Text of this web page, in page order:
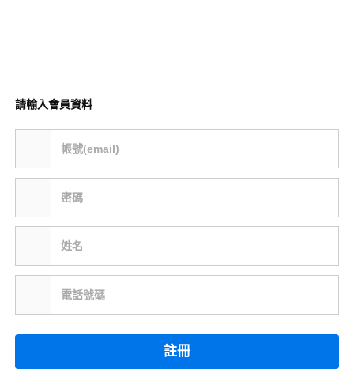
請輸入會員資料
帳號(email)
密碼
姓名
電話號碼
註冊